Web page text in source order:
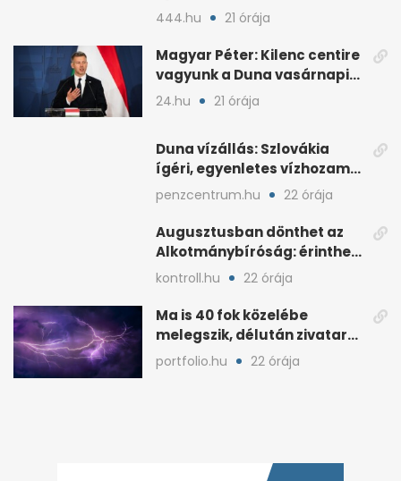
Zaluzsnij megismételte és
kritikáját
444.hu 21 órája
Magyar Péter: Kilenc centire
mélypontjától
24.hu 21 órája
Duna vízállás: Szlovákia
ígéri, egyenletes vízhozam
jön Magyarországra
penzcentrum.hu 22 órája
Alkotmánybíróság: érintheti
az uniós forrásokat
kontroll.hu 22 órája